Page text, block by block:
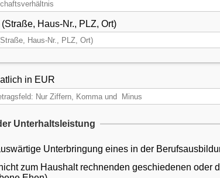
Haus-Nr., PLZ, Ort)
Betrag monatlich in EUR
Grund der Unterhaltsleistung
zum Haushalt rechnenden geschiedenen oder